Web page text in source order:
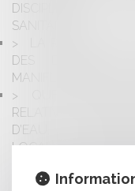
DISCIPLINAIRE
SANITAIRE ?
LA
DES DÉGÂTS ET
MANIFESTATIONS DE
QUE CONTIENT
RELATIVE AU
D’EAU, DE GAZ
LOCAUX
L’ÉPIDÉMIE DE